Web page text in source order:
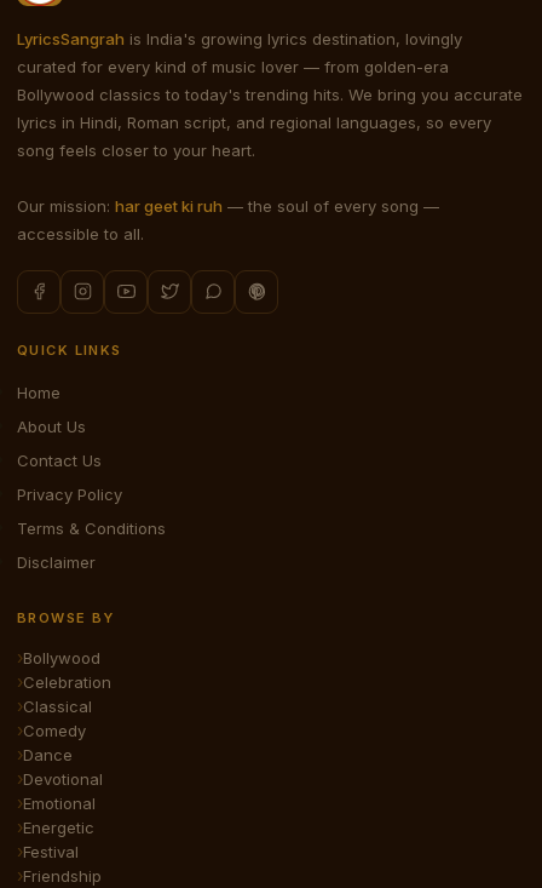
LyricsSangrah is India's growing lyrics destination, lovingly
curated for every kind of music lover — from golden-era
Bollywood classics to today's trending hits. We bring you accurate
lyrics in Hindi, Roman script, and regional languages, so every
song feels closer to your heart.
Our mission: har geet ki ruh — the soul of every song —
accessible to all.
QUICK LINKS
Home
About Us
Contact Us
Privacy Policy
Terms & Conditions
Disclaimer
BROWSE BY
Bollywood
Celebration
Classical
Comedy
Dance
Devotional
Emotional
Energetic
Festival
Friendship